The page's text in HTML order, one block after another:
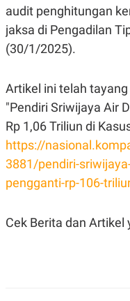
A
N
C
E
E
M
I
T
P
A
P
E
D
V
E
R
T
I
I
K
audit penghitungan
jaksa di Pengadilan
(30/1/2025).
Artikel ini telah
"Pendiri Sriwijaya Air
Rp 1,06 Triliun di
https://
3881/pendiri-
pengganti-rp-106-
Cek Berita dan Artikel